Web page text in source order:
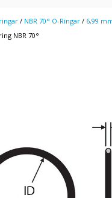
/ NBR 70° O-Ringar / 6,99
NBR 70°